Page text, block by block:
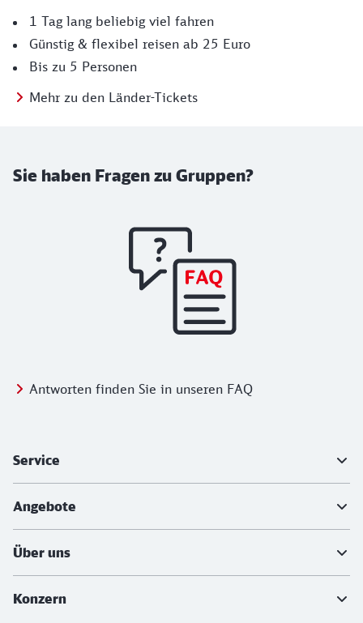
1 Tag lang beliebig viel fahren
Günstig & flexibel reisen ab 25 Euro
Bis zu 5 Personen
Mehr zu den Länder-Tickets
Sie haben Fragen zu Gruppen?
Antworten finden Sie in unseren FAQ
Service
Angebote
Über uns
Konzern